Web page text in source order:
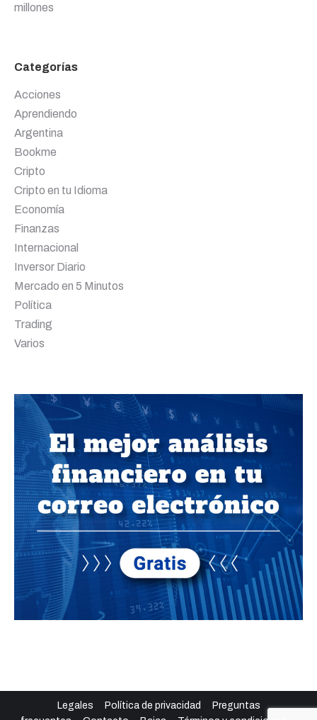
millones
Categorías
Acciones
Aprendiendo
Argentina
Bookme
Cripto
Cripto en tu Idioma
Economía
Finanzas
Internacional
Inversor Diario
Mercado en 5 Minutos
Política
Trading
Varios
Legales Política de privacidad
Preguntas